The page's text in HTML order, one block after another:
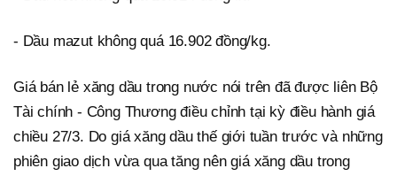
- Dầu mazut không quá 16.902 đồng/kg.
Giá bán lẻ xăng dầu trong nước nói trên đã được liên Bộ
Tài chính - Công Thương điều chỉnh tại kỳ điều hành giá
chiều 27/3. Do giá xăng dầu thế giới tuần trước và những
phiên giao dịch vừa qua tăng nên giá xăng dầu trong